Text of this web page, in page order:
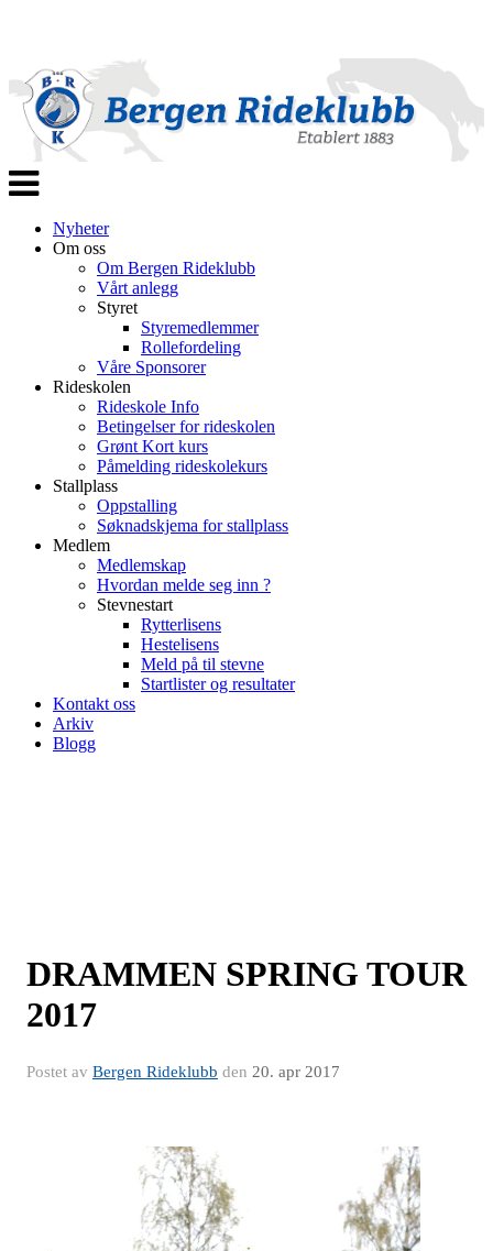
Veksle
navigasjon
Nyheter
Om oss
Om Bergen Rideklubb
Vårt anlegg
Styret
Styremedlemmer
Rollefordeling
Våre Sponsorer
Rideskolen
Rideskole Info
Betingelser for rideskolen
Grønt Kort kurs
Påmelding rideskolekurs
Stallplass
Oppstalling
Søknadskjema for stallplass
Medlem
Medlemskap
Hvordan melde seg inn ?
Stevnestart
Rytterlisens
Hestelisens
Meld på til stevne
Startlister og resultater
Kontakt oss
Arkiv
Blogg
DRAMMEN SPRING TOUR
2017
Postet av Bergen Rideklubb den 20. apr 2017